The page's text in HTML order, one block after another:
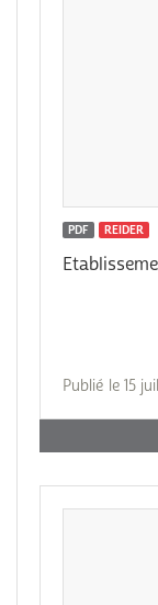
PDF REIDER
Publié le 15